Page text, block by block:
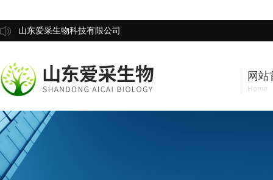
山东爱采生物科技有限公司
网站
Home